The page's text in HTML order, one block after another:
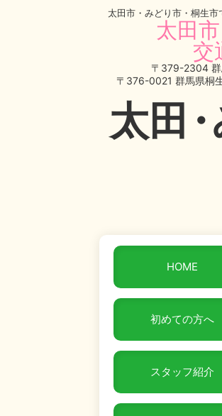
太田市・みどり市・桐生
太田
交
〒379-2304
〒376-0021 群馬県桐
太田・
HOME
初めての方へ
スタッフ紹介